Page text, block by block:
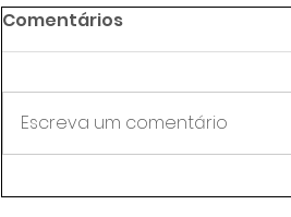
Agentes de trânsito da
Comentários
Escreva um comentário